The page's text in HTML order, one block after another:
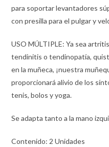
para soportar levantadores
con presilla para el pulgar y
USO MÚLTIPLE: Ya sea
tendinitis o tendinopatía,
en la muñeca, ¡nuestra
proporcionará alivio de los
tenis, bolos y yoga.
Se adapta tanto a la mano
Contenido: 2 Unidades